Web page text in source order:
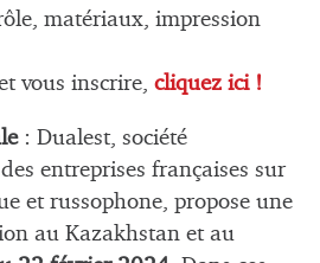
matériaux, impression
vous inscrire, cliquez ici !
: Dualest, société
entreprises françaises sur
et russophone, propose une
au Kazakhstan et au